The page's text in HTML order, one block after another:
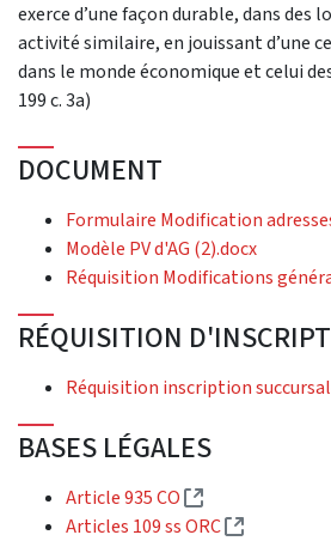
exerce d’une façon durable, dans des
activité similaire, en jouissant d’une
dans le monde économique et celui
199 c. 3a)
DOCUMENT
Formulaire Modification
Modèle PV d'AG (2).docx
Réquisition Modifications
RÉQUISITION
Réquisition inscription
BASES LÉGALES
Article 935 CO
(External link)
Articles 109 ss ORC
(External